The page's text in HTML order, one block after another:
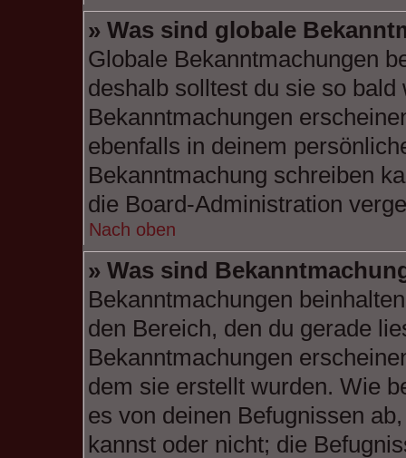
» Was sind globale
Globale Bekanntmachungen
deshalb solltest du sie so
Bekanntmachungen
ebenfalls in deinem
Bekanntmachung schreiben
die Board-Administration
Nach oben
» Was sind
Bekanntmachungen
den Bereich, den du gerade
Bekanntmachungen
dem sie erstellt wurden. Wie
es von deinen Befugnissen
kannst oder nicht; die